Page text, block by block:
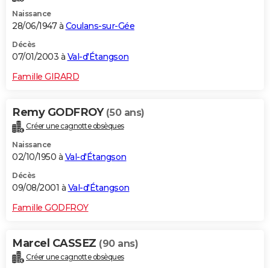
Naissance
28/06/1947 à Coulans-sur-Gée
Décès
07/01/2003 à Val-d'Étangson
Famille GIRARD
Remy GODFROY (50 ans)
Créer une cagnotte obsèques
Naissance
02/10/1950 à Val-d'Étangson
Décès
09/08/2001 à Val-d'Étangson
Famille GODFROY
Marcel CASSEZ (90 ans)
Créer une cagnotte obsèques